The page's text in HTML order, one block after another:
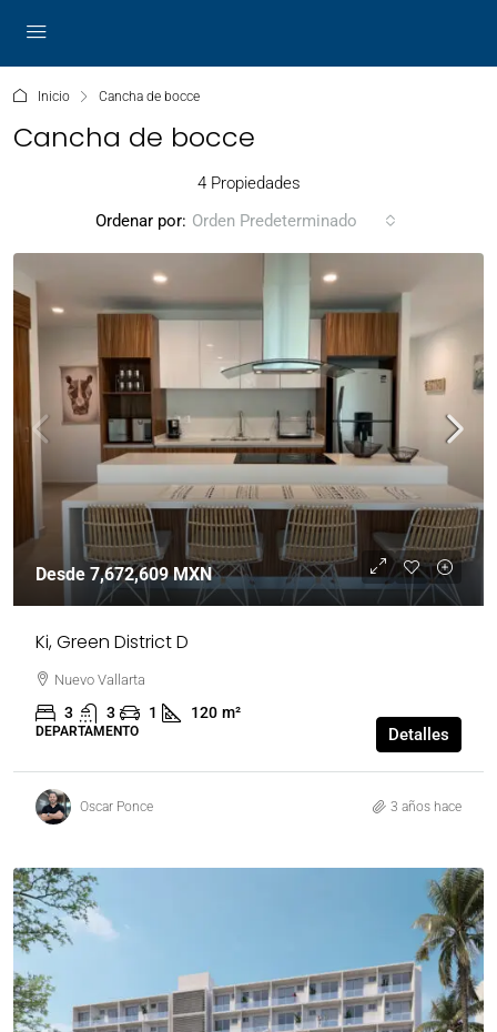
Inicio Cancha de bocce
Cancha de bocce
4 Propiedades
Ordenar por: Orden Predeterminado
Desde 7,672,609 MXN
Ki, Green District D
Nuevo Vallarta
3 3 1 120 m²
DEPARTAMENTO Detalles
Oscar Ponce 3 años hace